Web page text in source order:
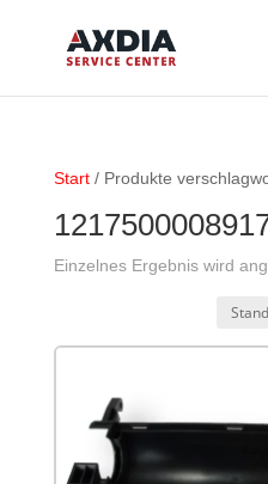
Start/ Produkte
Einzelnes Ergebnis wird